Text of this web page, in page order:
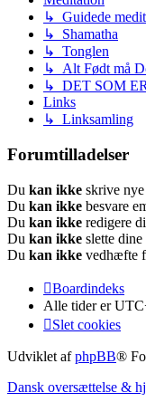
↳ Guidede
↳ Shamatha
↳ Tonglen
↳ Alt Født må
↳ DET SOM
Links
↳ Linksamling
Forumtilladelser
Du kan ikke skrive
Du kan ikke besvare
Du kan ikke redigere
Du kan ikke slette
Du kan ikke vedhæfte
Boardindeks
Alle tider er
Slet cookies
Udviklet afphpBB®
Dansk oversættelse &